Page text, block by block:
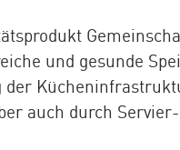
und gesunde
auch durch